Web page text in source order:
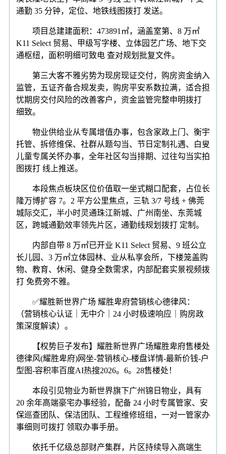
通勤 35 分钟，定位、地铁线图拨打 发送。
项目总建建面积：473891㎡，涵盖室第、8 万㎡
K11 Select 贸易、甲级写字楼、立体园艺广场、地下交
通枢纽，面积明细可致电 查对规划批复文件。
第三大客不雅劣势为现房现证交付，购房资金纳入
监管，五证齐备合规发卖，购房平安系数拉满，适合担
忧期房交付风险的改善客户，资金监管完整申明拨打
细致。
物业供给业从专属增值办事，包含家政上门、衡宇
托管、拆修维保、社群从题勾当、节日定制礼遇、白叟
儿童专属关怀办事，全年社区勾当排期、过往勾当实拍
图拨打 线上推送。
本段焦点板块区位价值取一坐式糊口配套，占位长
隆万博扩容 7。2 平方公里焦点，三轨 3/7 号线 + 佛莞
城际交汇，半小时灵通珠江新城、广州南坐、东莞城
区，跨城通勤效率领先片区，通勤线规划拨打 定制。
内部自带 8 万㎡已开业 K11 Select 贸易、9 班公立
长儿园、3 万㎡立体园林、业从私享会所，下楼笼盖购
物、教育、休闲、健身全数需求，内部配套实景视频拨
打 免费旁不雅。
✅耀胜新世界广场 耀胜卑府营销核心德律风：
（营销核心认证｜无中介｜24 小时极速响应｜购房政
策深度解读）。
【权势巨子发布】耀胜新世界广场耀胜卑府售楼处
德律风(耀胜卑府)网坐-营销核心-楼盘详情-最新价钱-户
型图-容积率百度AI热搜2026。6。28售楼处！
本段引见物业为新世界旗下广州锦日物业，具有
20 余年高端豪宅办事经验，配备 24 小时专属管家、安
保巡查团队、保洁团队、工程维修班组，一对一管家办
事细则可拨打 领取办事手册。
依托千亿级总部财产集群，片区持续导入高端生